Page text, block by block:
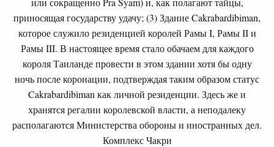
приносящая государству удачу; (3) Здание Cakrabardibiman,
которое служило резиденцией королей Рамы I, Рамы II и
Рамы III. В настоящее время стало обачаем для каждого
короля Таиланде провести в этом здании хотя бы одну
ночь после коронации, подтверждая таким образом статус
Cakrabardibiman как личной резиденции. Здесь же и
хранятся регалии королевской власти, а неподалеку
располагаются Министерства обороны и иностранных дел.
Комплекс Чакри